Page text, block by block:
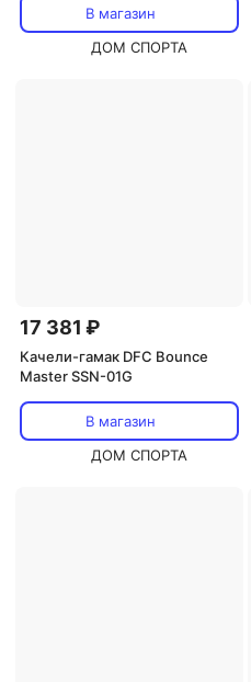
В магазин
ДОМ СПОРТА
17 381 ₽
Качели-гамак DFC Bounce
Master SSN-01G
В магазин
ДОМ СПОРТА